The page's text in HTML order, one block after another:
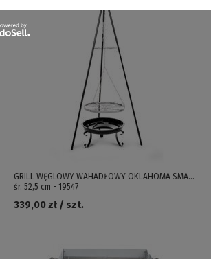
GRILL WĘGLOWY WAHADŁOWY OKLAHOMA SMART
śr. 52,5 cm - 19547
339,00 zł / szt.